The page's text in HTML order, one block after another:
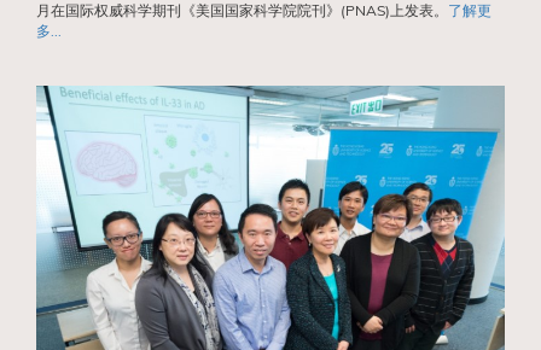
月在国际权威科学期刊《美国国家科学院院刊》(PNAS)上发表。 了解更
多...